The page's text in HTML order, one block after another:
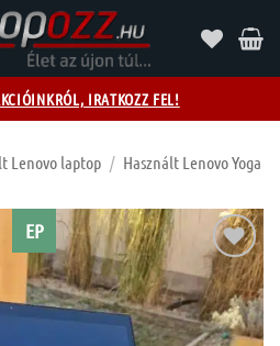
IRATKOZZ FEL!
Lenovo laptop / Használt Lenovo Yoga
EP
Kívánságlistához